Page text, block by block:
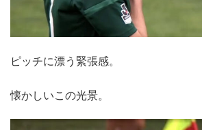
ピッチに漂う緊張感。
懐かしいこの光景。